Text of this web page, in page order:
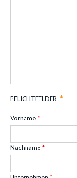
PFLICHTFELDER
Vorname
Nachname